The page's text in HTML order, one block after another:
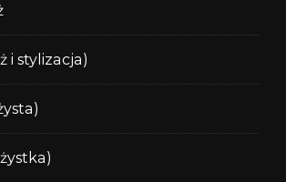
i stylizacja)